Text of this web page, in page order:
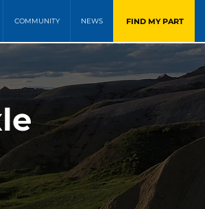
COMMUNITY NEWS FIND MY PART